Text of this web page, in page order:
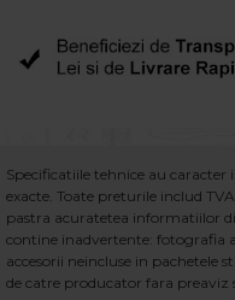
Specificatiile tehnice au
exacte. Toate preturile includ
pastra acuratetea informatiilor
contine inadvertente: fotografia
accesorii neincluse in pachetele
de catre producator fara preaviz